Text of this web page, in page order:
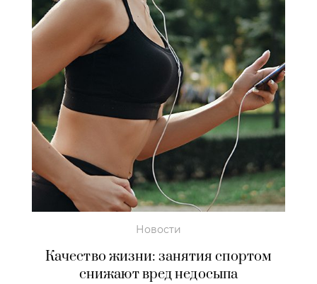
Новости
Качество жизни: занятия спортом
снижают вред недосыпа